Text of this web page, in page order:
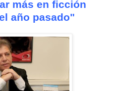
más en ficción
año pasado"